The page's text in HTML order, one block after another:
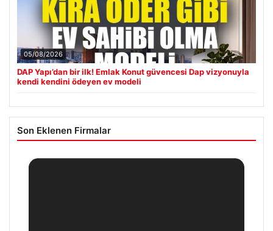
05/08/2026
DAP Yapı’dan bir ilk! Emlak Konut güvencesi Dap vizyonuyla
kendi kendini ödeyen ev modeli
Son Eklenen Firmalar